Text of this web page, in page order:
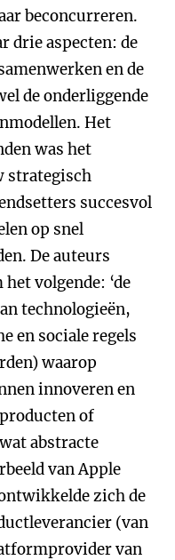
beconcurreren.
drie aspecten: de
en de
de onderliggende
Het
was het
strategisch
succesvol
op snel
De auteurs
volgende: ‘de
technologieën,
en sociale regels
waarop
innoveren en
of
abstracte
van Apple
zich de
(van
van